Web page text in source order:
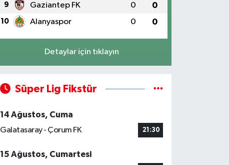
9 Gaziantep FK 0 0
10 Alanyaspor 0 0
Detaylar için tıklayın
Süper Lig Fikstür
14 Ağustos, Cuma
Galatasaray - Çorum FK
21:30
15 Ağustos, Cumartesi